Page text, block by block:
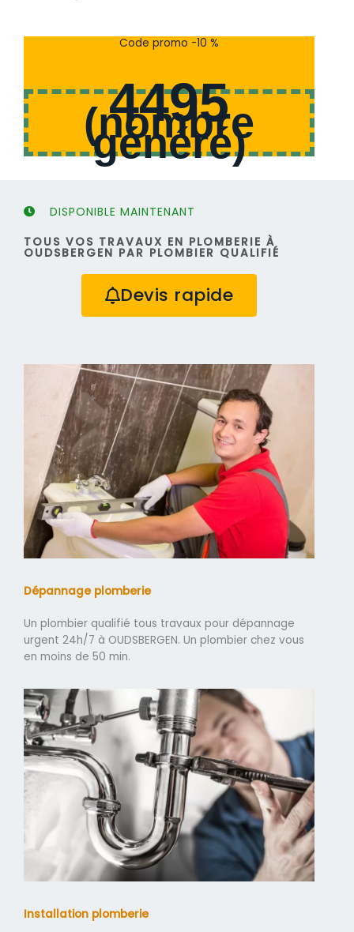
s
s
Code promo -10 %
4495
(nombre
généré)
DISPONIBLE MAINTENANT
TOUS VOS TRAVAUX EN PLOMBERIE À
OUDSBERGEN PAR PLOMBIER QUALIFIÉ
Devis rapide
Dépannage plomberie
Un plombier qualifié tous travaux pour dépannage
urgent 24h/7 à OUDSBERGEN. Un plombier chez vous
en moins de 50 min.
Installation plomberie